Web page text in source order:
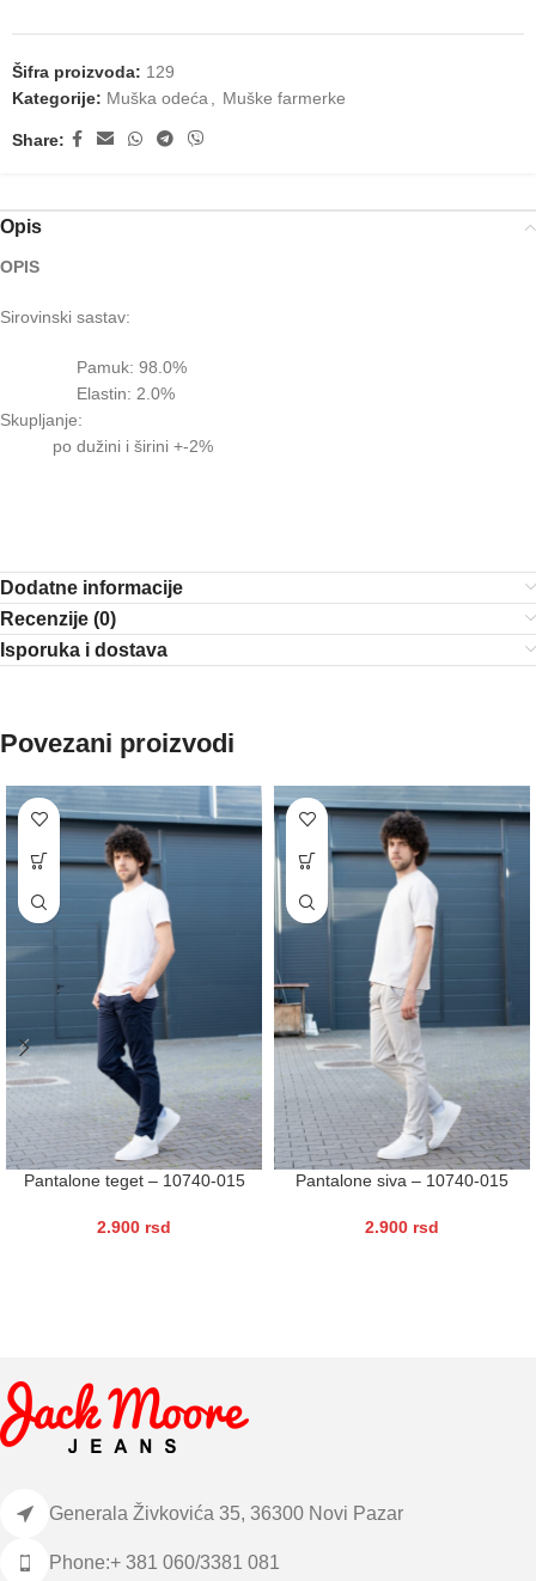
Šifra proizvoda: 129
Kategorije: Muška odeća Muške farmerke
Share:
Opis
OPIS
Sirovinski sastav:
Pamuk: 98.0%
Elastin: 2.0%
Skupljanje:
po dužini i širini +-2%
Dodatne informacije
Recenzije (0)
Isporuka i dostava
Povezani proizvodi
Pantalone teget – 10740-015
2.900 rsd
Pantalone siva – 10740-015
2.900 rsd
Generala Živkovića 35, 36300 Novi Pazar
Phone:+ 381 060/3381 081